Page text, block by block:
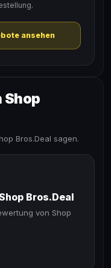
ansehen
Shop
Bros.Deal sagen.
Bros.Deal
von Shop